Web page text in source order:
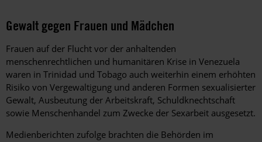
Gewalt gegen Frauen und Mädchen
Frauen auf der Flucht vor der anhaltenden
menschenrechtlichen und humanitären Krise in Venezuela
waren in Trinidad und Tobago auch weiterhin einem erhöhten
Risiko von Vergewaltigung und anderen Formen sexualisierter
Gewalt, Ausbeutung der Arbeitskraft, Schuldknechtschaft
sowie Menschenhandel zum Zwecke der Sexarbeit ausgesetzt.
Medienberichten zufolge brachten die Behörden im